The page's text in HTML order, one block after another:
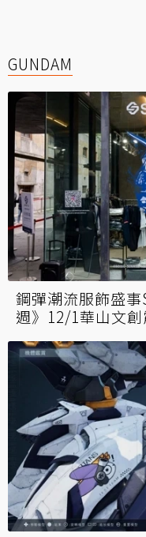
GUNDAM
鋼彈潮流服飾盛事
週》12/1華山文